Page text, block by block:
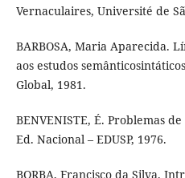
Vernaculaires, Université de
BARBOSA, Maria Aparecida.
aos estudos
Global, 1981.
BENVENISTE, É. Problemas
Ed. Nacional – EDUSP, 1976.
BORBA, Francisco da Silva.